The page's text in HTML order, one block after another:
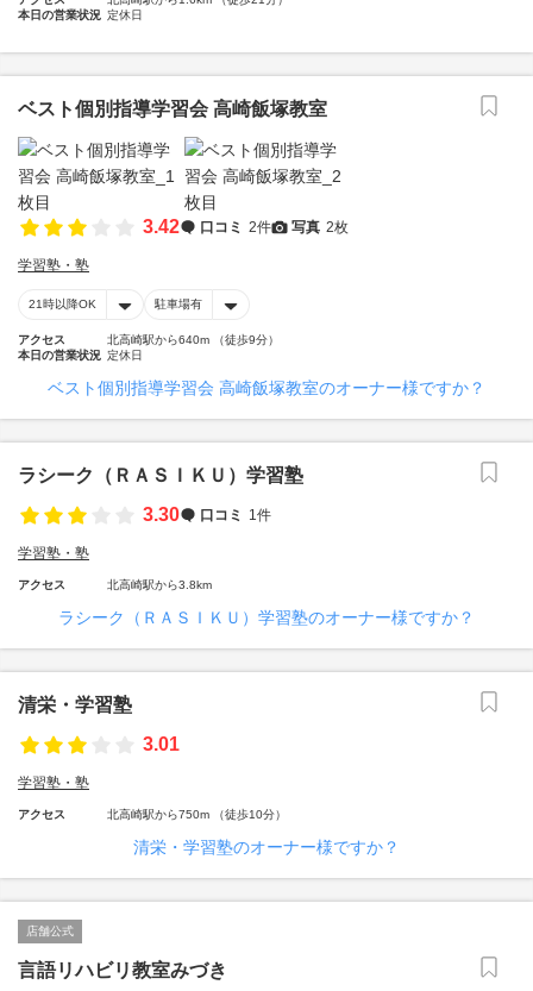
本日の営業状況 定休日
ベスト個別指導学習会 高崎飯塚教室
3.42 口コミ 2件 写真 2枚
学習塾・塾
21時以降OK 駐車場有
アクセス
北高崎駅から640m （徒歩9分）
本日の営業状況 定休日
ベスト個別指導学習会 高崎飯塚教室のオーナー様ですか？
ラシーク（ＲＡＳＩＫＵ）学習塾
3.30
口コミ 1件
学習塾・塾
アクセス 北高崎駅から3.8km
ラシーク（ＲＡＳＩＫＵ）学習塾のオーナー様ですか？
清栄・学習塾
3.01
学習塾・塾
アクセス 北高崎駅から750m （徒歩10分）
清栄・学習塾のオーナー様ですか？
店舗公式
言語リハビリ教室みづき